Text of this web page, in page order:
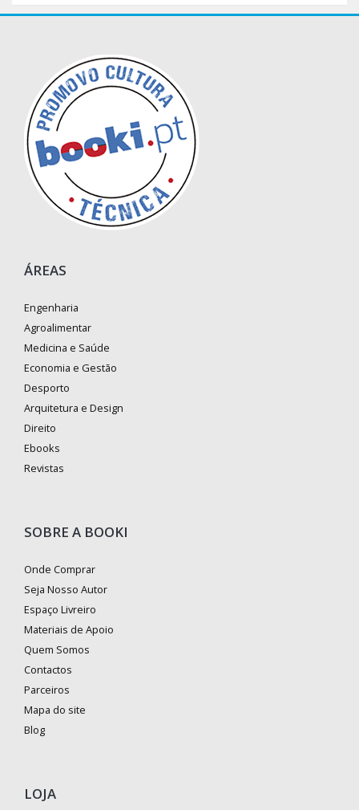
ÁREAS
Engenharia
Agroalimentar
Medicina e Saúde
Economia e Gestão
Desporto
Arquitetura e Design
Direito
Ebooks
Revistas
SOBRE A BOOKI
Onde Comprar
Seja Nosso Autor
Espaço Livreiro
Materiais de Apoio
Quem Somos
Contactos
Parceiros
Mapa do site
Blog
LOJA